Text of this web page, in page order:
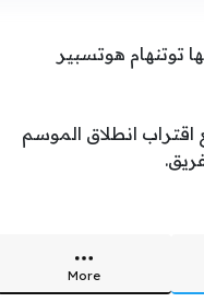
توتنهام هوتسبير
اقتراب انطلاق الموسم
More